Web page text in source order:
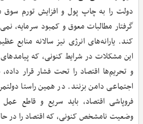
دولت را به چاپ پول و افزایش تورم سوق
گرفتار مطالبات معوق و کمبود سرمایه،
کند. یارانه‌های انرژی نیز سالانه منابع
و تحریم‌ها اقتصاد را تحت فشار قرار داده،
اجتماعی دامن بزنند. در همین راستا
فروپاشی اقتصاد، باید سریع و قاطع
وضعیت نامشخص کنونی، که اقتصاد را در